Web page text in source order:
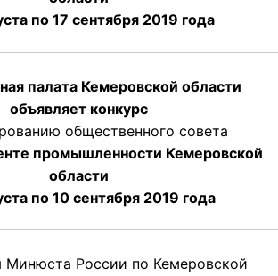
по 17 сентября 2019 года
палата Кемеровской области
объявляет конкурс
общественного совета
промышленности Кемеровской
области
по 10 сентября 2019 года
Минюста России по Кемеровской